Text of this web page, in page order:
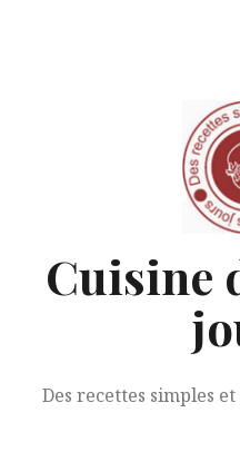
Cuisine
Des recettes simples